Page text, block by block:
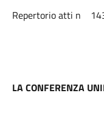
Repertorio atti n
LA CONFERENZA